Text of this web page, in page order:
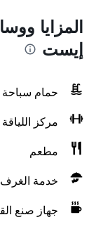
المزايا
إيست
حمام
مركز اللياقة
مطعم
خدمة الغرف
جهاز صنع